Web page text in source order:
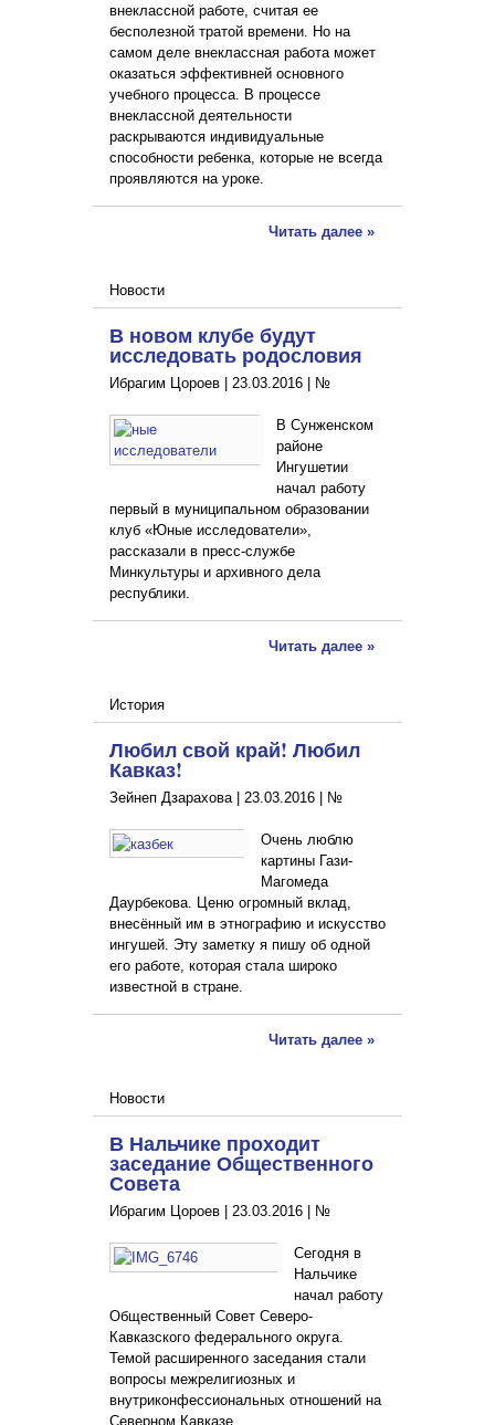
внеклассной работе, считая ее
бесполезной тратой времени. Но на
самом деле внеклассная работа может
оказаться эффективней основного
учебного процесса. В процессе
внеклассной деятельности
раскрываются индивидуальные
способности ребенка, которые не всегда
проявляются на уроке.
Читать далее »
Новости
В новом клубе будут
исследовать родословия
Ибрагим Цороев | 23.03.2016 №
В Сунженском
районе
Ингушетии
начал работу
первый в муниципальном образовании
клуб «Юные исследователи»,
рассказали в пресс-службе
Минкультуры и архивного дела
республики.
Читать далее »
История
Любил свой край! Любил
Кавказ!
Зейнеп Дзарахова | 23.03.2016 №
Очень люблю
картины Гази-
Магомеда
Даурбекова. Ценю огромный вклад,
внесённый им в этнографию и искусство
ингушей. Эту заметку я пишу об одной
его работе, которая стала широко
известной в стране.
Читать далее »
Новости
В Нальчике проходит
заседание Общественного
Совета
Ибрагим Цороев | 23.03.2016 №
Сегодня в
Нальчике
начал работу
Общественный Совет Северо-
Кавказского федерального округа.
Темой расширенного заседания стали
вопросы межрелигиозных и
внутриконфессиональных отношений на
Северном Кавказе.